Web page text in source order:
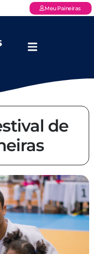
Meu Paineiras
de